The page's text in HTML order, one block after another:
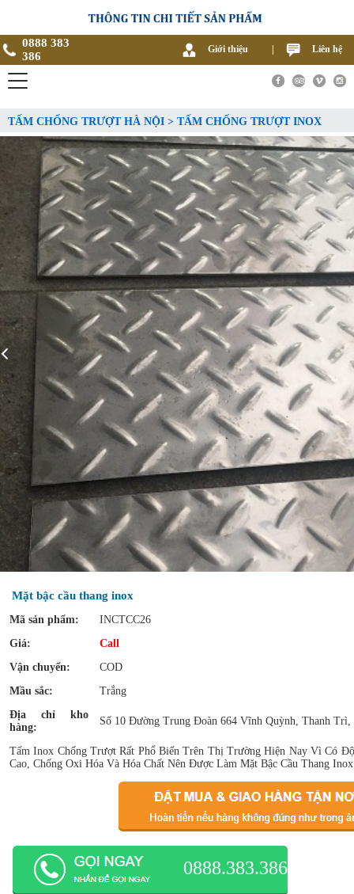
0888 383
386
Giới thiệu Liên hệ
TẤM CHỐNG TRƯỢT HÀ NỘI > TẤM CHỐNG TRƯỢT INOX
Mặt bậc cầu thang inox
Mã sản phẩm:
INCTCC26
Giá:
Call
Vận chuyển:
COD
Mầu sắc:
Trắng
Địa chỉ kho
hàng:
Số 10 Đường Trung Đoàn 664 Vĩnh Quỳnh, Thanh Trì,
Tấm Inox Chống Trượt Rất Phổ Biến Trên Thị Trường Hiện Nay Vì Có
Cao, Chống Oxi Hóa Và Hóa Chất Nên Được Làm Mặt Bậc Cầu Thang
0888.383.386